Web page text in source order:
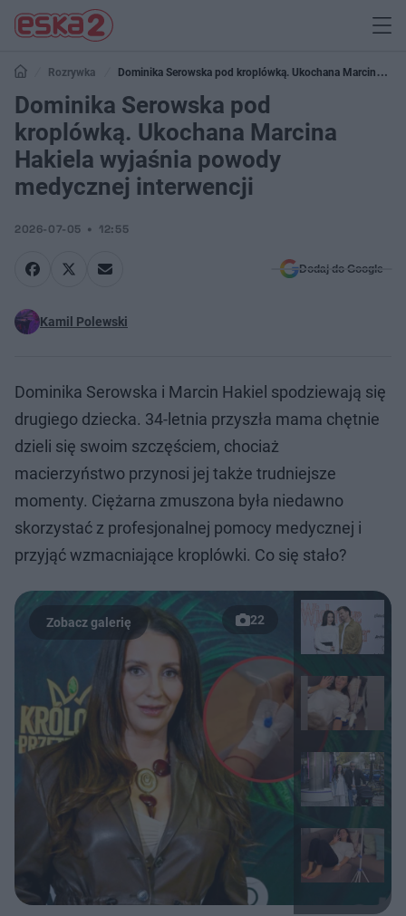
Rozrywka
Dominika Serowska pod kroplówką. Ukochana Marcina
Hakiela wyjaśnia powody medycznej interwencji
Dominika Serowska pod
kroplówką. Ukochana Marcina
Hakiela wyjaśnia powody
medycznej interwencji
2026-07-05 12:55
Dodaj do Google
Kamil Polewski
Dominika Serowska i Marcin Hakiel spodziewają się
drugiego dziecka. 34-letnia przyszła mama chętnie
dzieli się swoim szczęściem, chociaż
macierzyństwo przynosi jej także trudniejsze
momenty. Ciężarna zmuszona była niedawno
skorzystać z profesjonalnej pomocy medycznej i
przyjąć wzmacniające kroplówki. Co się stało?
22